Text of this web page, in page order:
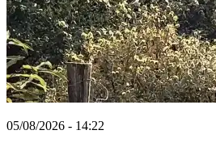
05/08/2026 - 14:22